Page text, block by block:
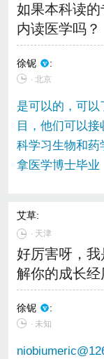
如果本科读
内读医学吗？
徐铌 :
∙ 北京
是可以的，可
目，他们可以
科学习生物和药
拿医学博士毕业
艾草:
∙ 天津
好厉害呀，
解你的成长经
徐铌 :
∙ 未知